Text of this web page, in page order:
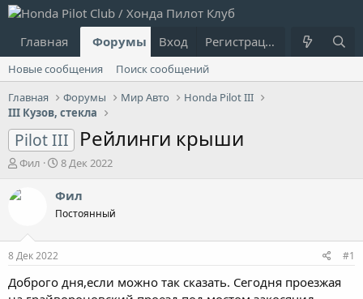
Главная Форумы Что нового?
Вход Регистрация
Новые сообщения
Поиск сообщений
Главная
Форумы Мир Авто
Honda Pilot III
III Кузов, стекла
Pilot III Рейлинги крыши
А
т
е
м
ы
Фил
Д
т
н
л
а
8 Дек 2022
Фил
Постоянный
8 Дек 2022 #1
Доброго дня,если можно так сказать. Сегодня проезжая